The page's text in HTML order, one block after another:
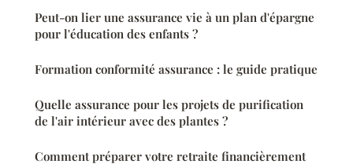
Peut-on lier une assurance vie à un plan d'épargne
pour l'éducation des enfants ?
Formation conformité assurance : le guide pratique
Quelle assurance pour les projets de purification
de l'air intérieur avec des plantes ?
Comment préparer votre retraite financièrement